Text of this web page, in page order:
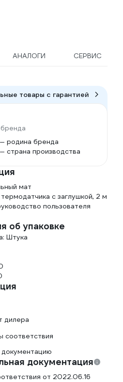
АНАЛОГИ СЕРВИС
товары c гарантией
родина бренда
страна производства
мат
с заглушкой, 2 м
пользователя
об упаковке
Штука
дилера
соответствия
документация
от 2022.06.16